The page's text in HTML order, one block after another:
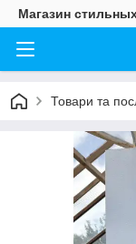
Магазин
Товари та